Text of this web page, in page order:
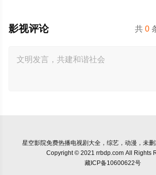
共0
影视评论
星空影院免费热播电视剧大全，综艺，动漫，未
Copyright © 2021 rrbdp.com All Rights
藏ICP备10600622号